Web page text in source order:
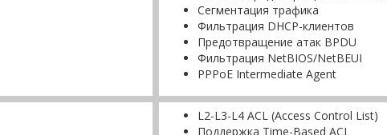
Сегментация трафика
Фильтрация DHCP-клиентов
Предотвращение атак BPDU
Фильтрация NetBIOS/NetBEUI
PPPoE Intermediate Agent
L2-L3-L4 ACL (Access Control List)
Поддержка Time-Based ACL